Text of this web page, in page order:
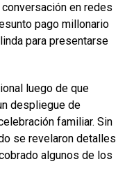
en redes
pago millonario
para presentarse
luego de que
despliegue de
familiar. Sin
se revelaron detalles
algunos de los